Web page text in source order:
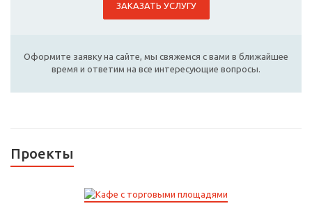
ЗАКАЗАТЬ УСЛУГУ
Оформите заявку на сайте, мы свяжемся с вами в ближайшее
время и ответим на все интересующие вопросы.
Проекты